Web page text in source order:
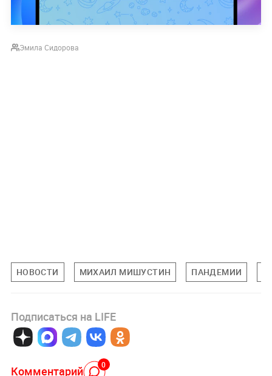
Эмила Сидорова
НОВОСТИ МИХАИЛ МИШУСТИН ПАНДЕМИИ
Подписаться на LIFE
Комментарий 0